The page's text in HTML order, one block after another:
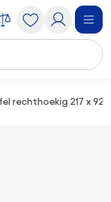
rechthoekig 217 x 92